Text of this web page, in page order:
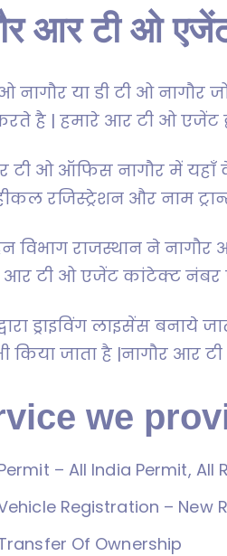
आर टी ओ
नागौर या डी टी ओ नागौर
है | हमारे आर टी ओ एजेंट
टी ओ ऑफिस नागौर में यहाँ
व्हीकल रजिस्ट्रेशन और नाम
विभाग राजस्थान ने
आर टी ओ एजेंट कांटेक्ट
ड्राइविंग लाइसेंस
किया जाता है |नागौर
we
– All India Permit, All
Registration – New
Of Ownership